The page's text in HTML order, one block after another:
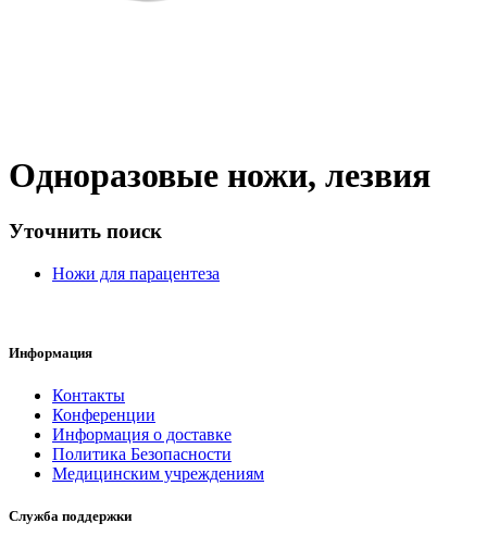
Одноразовые ножи, лезвия
Уточнить поиск
Ножи для парацентеза
Информация
Контакты
Конференции
Информация о доставке
Политика Безопасности
Медицинским учреждениям
Служба поддержки